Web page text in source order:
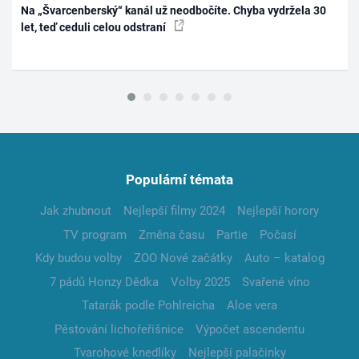
Na „Švarcenberský“ kanál už neodbočíte. Chyba vydržela 30
let, teď ceduli celou odstraní
Populární témata
Jak zhubnout Nejlepší filmy 2024
Nejlepší horory
TV program
Změna času Partie
Počasí
Kdy budou volby
ZOO Nové začátky
Auto – katalog
7 pádů Honzy Dědka
Volby 2025
Svařené víno
Tatarák podle Pohlreicha
Aloe vera
Pěstování lichořeřišnice
Výpočet ascendentu
Tvarohové knedlíky
Nejlepší palačinky